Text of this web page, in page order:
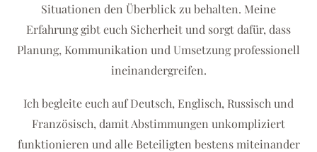
Situationen den Überblick zu behalten. Meine
Erfahrung gibt euch Sicherheit und sorgt dafür, dass
Planung, Kommunikation und Umsetzung professionell
ineinandergreifen.
Ich begleite euch auf Deutsch, Englisch, Russisch und
Französisch, damit Abstimmungen unkompliziert
funktionieren und alle Beteiligten bestens miteinander